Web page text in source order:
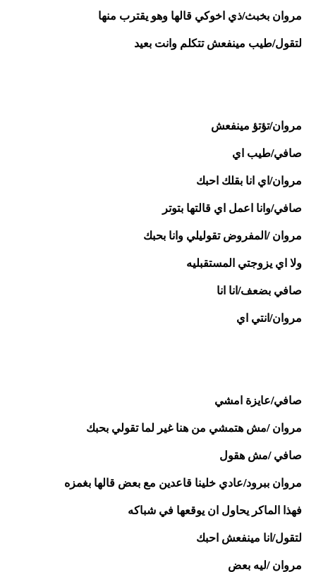
مروان بخبث/ذي اخوكي قالها وهو يقترب منها
لتقول/طيب مينفعش تتكلم وانت بعيد
مروان/تؤتؤ مينفعش
صافي/طيب اي
مروان/اي انا بقلك احبك
صافي/وانا اعمل اي قالتها بتوتر
مروان /المفروض تقوليلي وانا بحبك
ولا اي يزوجتي المستقبليه
صافي بضعف/انا انا
مروان/انتي اي
صافي/عايزة امشي
مروان /مش هتمشي من هنا غير لما تقولي بحبك
صافي /مش هقول
مروان ببرود/عادي خلينا قاعدين مع بعض قالها بغمزه
فهذا الماكر يحاول ان يوقعها في شباكه
لتقول/انا مينفعش احبك
مروان /ليه بعض